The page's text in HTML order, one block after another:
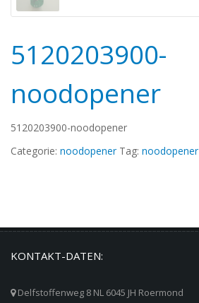
5120203900-
noodopener
5120203900-noodopener
Categorie: noodopener Tag: noodopener
KONTAKT-DATEN:
Delfstoffenweg 8 NL 6045 JH Roermond